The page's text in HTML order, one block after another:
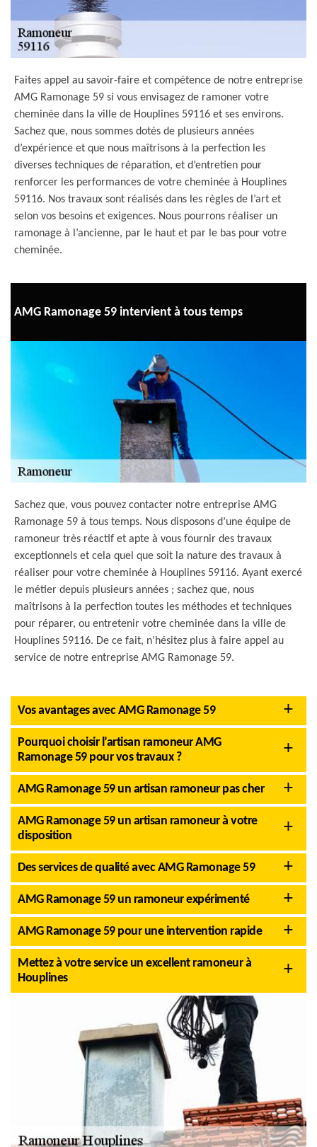
Faites appel au savoir-faire et compétence de notre entreprise
AMG Ramonage 59 si vous envisagez de ramoner votre
cheminée dans la ville de Houplines 59116 et ses environs.
Sachez que, nous sommes dotés de plusieurs années
d’expérience et que nous maîtrisons à la perfection les
diverses techniques de réparation, et d’entretien pour
renforcer les performances de votre cheminée à Houplines
59116. Nos travaux sont réalisés dans les règles de l’art et
selon vos besoins et exigences. Nous pourrons réaliser un
ramonage à l’ancienne, par le haut et par le bas pour votre
cheminée.
AMG Ramonage 59 intervient à tous temps
Sachez que, vous pouvez contacter notre entreprise AMG
Ramonage 59 à tous temps. Nous disposons d’une équipe de
ramoneur très réactif et apte à vous fournir des travaux
exceptionnels et cela quel que soit la nature des travaux à
réaliser pour votre cheminée à Houplines 59116. Ayant exercé
le métier depuis plusieurs années ; sachez que, nous
maîtrisons à la perfection toutes les méthodes et techniques
pour réparer, ou entretenir votre cheminée dans la ville de
Houplines 59116. De ce fait, n’hésitez plus à faire appel au
service de notre entreprise AMG Ramonage 59.
Vos avantages avec AMG Ramonage 59
Pourquoi choisir l’artisan ramoneur AMG
Ramonage 59 pour vos travaux ?
AMG Ramonage 59 un artisan ramoneur pas cher
AMG Ramonage 59 un artisan ramoneur à votre
disposition
Des services de qualité avec AMG Ramonage 59
AMG Ramonage 59 un ramoneur expérimenté
AMG Ramonage 59 pour une intervention rapide
Mettez à votre service un excellent ramoneur à
Houplines